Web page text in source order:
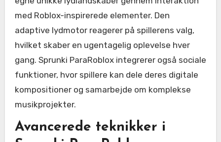
med Roblox-inspirerede elementer. Den
adaptive lydmotor reagerer på spillerens valg,
hvilket skaber en ugentagelig oplevelse hver
gang. Sprunki ParaRoblox integrerer også sociale
funktioner, hvor spillere kan dele deres digitale
kompositioner og samarbejde om komplekse
musikprojekter.
Avancerede teknikker i